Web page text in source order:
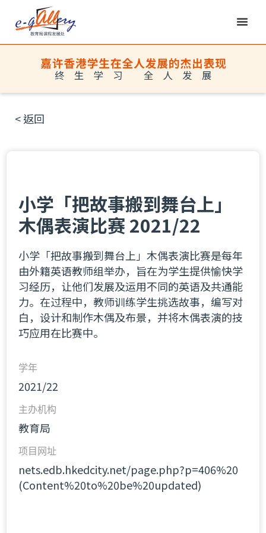
< 返回
小学「把故事搬到舞台上」
木偶表演比赛 2021/22
小学「把故事搬到舞台上」木偶表演比赛是每年
由外籍英语教师组举办，旨在为学生提供愉快学
习经历，让他们发展及运用不同的英语及共通能
力。在过程中，教师训练学生挑选故事，编写对
白，设计和制作木偶及布景，并将木偶表演的技
巧应用在比赛中。
学年
2021/22
主办机构
教育局
项目网址
nets.edb.hkedcity.net/page.php?p=406%20
(Content%20to%20be%20updated)